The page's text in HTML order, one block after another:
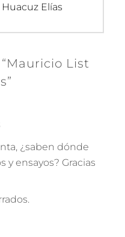
Elías
List
¿saben dónde
ensayos? Gracias